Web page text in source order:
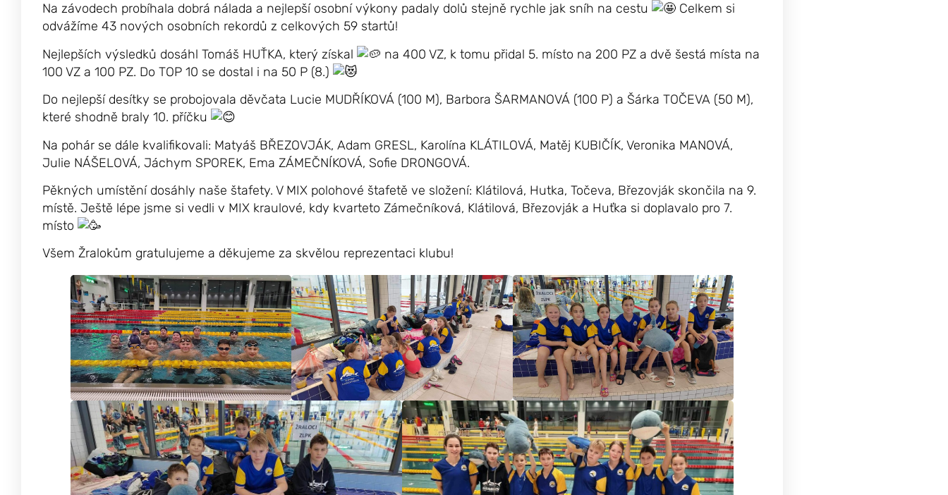
Na závodech probíhala dobrá nálada a nejlepší osobní výkony padaly dolů stejně rychle jak sníh na cestu
Celkem si
odvážíme 43 nových osobních rekordů z celkových 59 startů!
Nejlepších výsledků dosáhl Tomáš HUŤKA, který získal
na 400 VZ, k tomu přidal 5. místo na 200 PZ a dvě šestá místa na
100 VZ a 100 PZ. Do TOP 10 se dostal i na 50 P (8.)
Do nejlepší desítky se probojovala děvčata Lucie MUDŘÍKOVÁ (100 M), Barbora ŠARMANOVÁ (100 P) a Šárka TOČEVA (50 M),
které shodně braly 10. příčku
Na pohár se dále kvalifikovali: Matyáš BŘEZOVJÁK, Adam GRESL, Karolína KLÁTILOVÁ, Matěj KUBIČÍK, Veronika MANOVÁ,
Julie NÁŠELOVÁ, Jáchym SPOREK, Ema ZÁMEČNÍKOVÁ, Sofie DRONGOVÁ.
Pěkných umístění dosáhly naše štafety. V MIX polohové štafetě ve složení: Klátilová, Hutka, Točeva, Březovják skončila na 9.
místě. Ještě lépe jsme si vedli v MIX kraulové, kdy kvarteto Zámečníková, Klátilová, Březovják a Huťka si doplavalo pro 7.
místo
Všem Žralokům gratulujeme a děkujeme za skvělou reprezentaci klubu!